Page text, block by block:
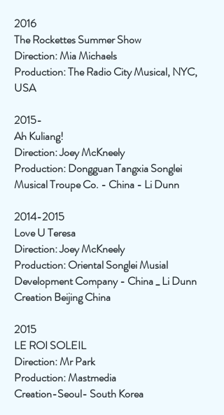
2016
The Rockettes Summer Show
Direction: Mia Michaels
Production: The Radio City Musical, NYC,
USA
2015-
Ah Kuliang!
Direction: Joey McKneely
Production: Dongguan Tangxia Songlei
Musical Troupe Co. - China - Li Dunn
2014-2015
Love U Teresa
Direction: Joey McKneely
Production: Oriental Songlei Musial
Development Company - China _ Li Dunn
Creation Beijing China
2015
LE ROI SOLEIL
Direction: Mr Park
Production: Mastmedia
Creation-Seoul- South Korea